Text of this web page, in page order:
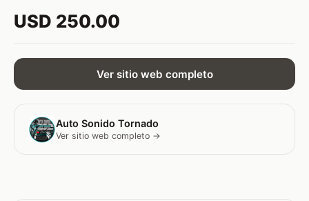
USD 250.00
Ver sitio web completo
Auto Sonido Tornado
Ver sitio web completo →